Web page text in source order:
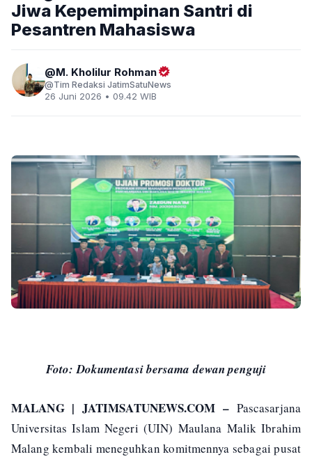
Jiwa Kepemimpinan Santri di
Pesantren Mahasiswa
M. Kholilur Rohman
Tim Redaksi JatimSatuNews
26 Juni 2026 • 09.42 WIB
Foto: Dokumentasi bersama dewan penguji
MALANG | JATIMSATUNEWS.COM – Pascasarjana
Universitas Islam Negeri (UIN) Maulana Malik Ibrahim
Malang kembali meneguhkan komitmennya sebagai pusat